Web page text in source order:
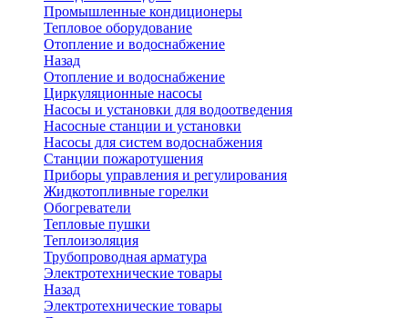
Промышленные кондиционеры
Тепловое оборудование
Отопление и водоснабжение
Назад
Отопление и водоснабжение
Циркуляционные насосы
Насосы и установки для водоотведения
Насосные станции и установки
Насосы для систем водоснабжения
Станции пожаротушения
Приборы управления и регулирования
Жидкотопливные горелки
Обогреватели
Тепловые пушки
Теплоизоляция
Трубопроводная арматура
Электротехнические товары
Назад
Электротехнические товары